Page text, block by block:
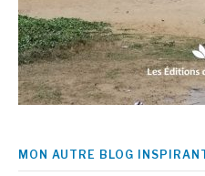
MON AUTRE BLOG